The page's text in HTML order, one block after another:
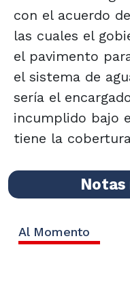
con el acuerdo
las cuales el
el pavimento
el sistema de
sería el
incumplido bajo
tiene la
Notas
Al Momento